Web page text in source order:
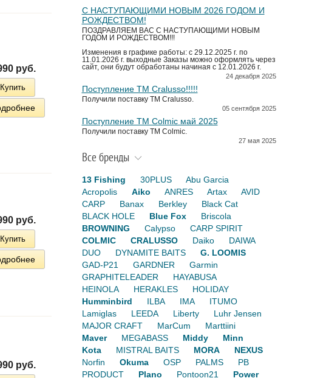
руб.
Купить
руб.
Купить
руб.
С НАСТУПАЮЩИМИ НОВЫМ 2026 ГОДОМ И
РОЖДЕСТВОМ!
ПОЗДРАВЛЯЕМ ВАС С НАСТУПАЮЩИМИ НОВЫМ
ГОДОМ И РОЖДЕСТВОМ!!!
Изменения в графике работы: с 29.12.2025 г. по
11.01.2026 г. выходные Заказы можно оформлять через
сайт, они будут обработаны начиная с 12.01.2026 г.
24 декабря 2025
Поступление TM Cralusso!!!!!
Получили поставку ТМ Cralusso.
05 сентября 2025
Поступление TM Colmic май 2025
Получили поставку ТМ Colmic.
27 мая 2025
Все бренды
13 Fishing 30PLUS
Abu Garcia
Acropolis
Aiko ANRES Artax
AVID
CARP
Banax Berkley
Black Cat
BLACK HOLE
Blue Fox
Briscola
BROWNING
Calypso
CARP SPIRIT
COLMIC
CRALUSSO Daiko
DAIWA
DUO
DYNAMITE BAITS
G. LOOMIS
GAD-P21
GARDNER
Garmin
GRAPHITELEADER
HAYABUSA
HEINOLA
HERAKLES
HOLIDAY
Humminbird
ILBA IMA
ITUMO
Lamiglas
LEEDA Liberty
Luhr Jensen
MAJOR CRAFT
MarCum
Marttiini
Maver
MEGABASS Middy
Minn
Kota
MISTRAL BAITS MORA
NEXUS
Norfin
Okuma OSP PALMS
PB
PRODUCT
Plano Pontoon21
Power